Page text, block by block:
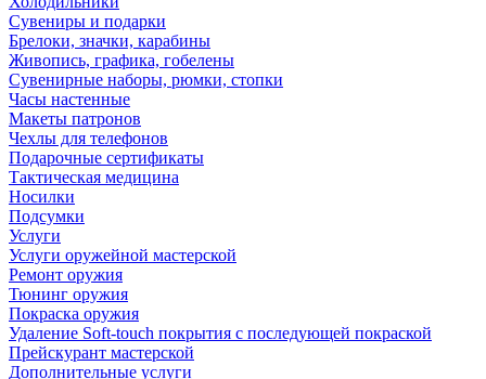
Сувениры и подарки
Брелоки, значки, карабины
Живопись, графика, гобелены
Сувенирные наборы, рюмки, стопки
Часы настенные
Макеты патронов
Чехлы для телефонов
Подарочные сертификаты
Тактическая медицина
Носилки
Подсумки
Услуги
Услуги оружейной мастерской
Ремонт оружия
Тюнинг оружия
Покраска оружия
Удаление Soft-touch покрытия с последующей покраской
Прейскурант мастерской
Дополнительные услуги